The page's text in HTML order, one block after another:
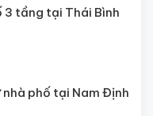
3 tầng tại Thái Bình
phố tại Nam Định